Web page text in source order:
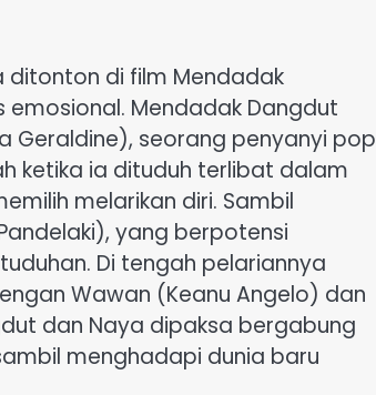
ditonton di film Mendadak
Mendadak Dangdut
Geraldine), seorang penyanyi pop
ketika ia dituduh terlibat dalam
melarikan diri. Sambil
yang berpotensi
Di tengah pelariannya
Wawan (Keanu Angelo) dan
dan Naya dipaksa bergabung
menghadapi dunia baru